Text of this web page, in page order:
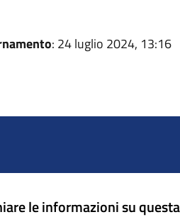
: 24 luglio 2024, 13:16
le informazioni su